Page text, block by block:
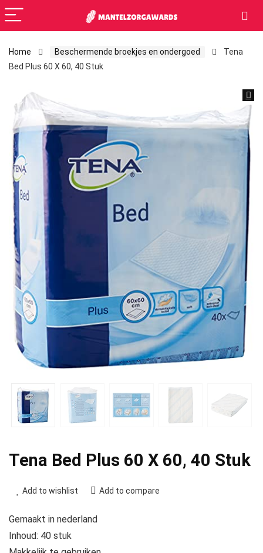
Home Beschermende broekjes en ondergoed
Tena
Bed Plus 60 X 60, 40 Stuk
Tena Bed Plus 60 X 60, 40 Stuk
Add to wishlist Add to compare
Gemaakt in nederland
Inhoud: 40 stuk